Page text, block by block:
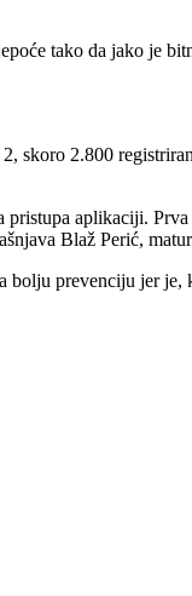
tako da jako je
skoro 2.800
aplikaciji.
Blaž Perić,
bolju prevenciju jer